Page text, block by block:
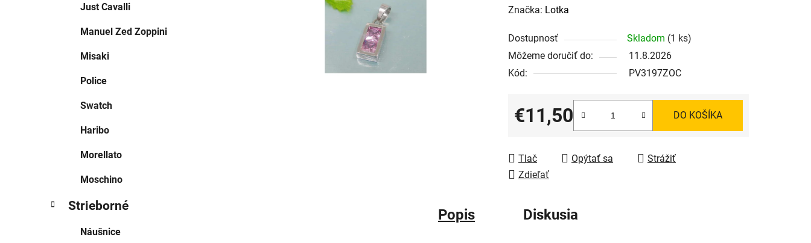
Just Cavalli
Manuel Zed Zoppini
Misaki
Police
Swatch
Haribo
Morellato
Moschino
Strieborné
Náušnice
Značka: Lotka
Dostupnosť Skladom (1 ks)
Môžeme doručiť do:
11.8.2026
Kód:
PV3197ZOC
€11,50
Jednotková cena:
DO KOŠÍKA
Tlač Opýtať sa
Strážiť
Zdieľať
Popis Diskusia